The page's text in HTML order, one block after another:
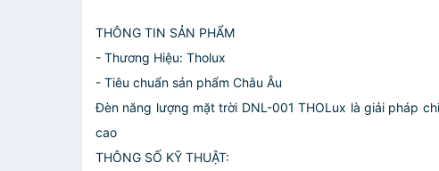
THÔNG TIN SẢN PHẨM
- Thương Hiệu: Tholux
- Tiêu chuẩn sản phẩm Châu Âu
Đèn năng lượng mặt trời DNL-001 THOLux là giải pháp
cao
THÔNG SỐ KỸ THUẬT: